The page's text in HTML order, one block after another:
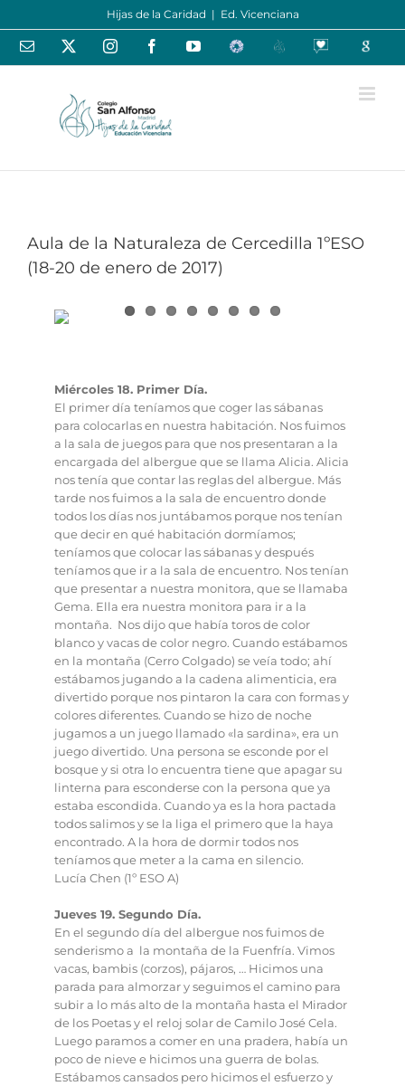
al
contenido
Hijas de la Caridad | Ed. Vicenciana
Correo
InstagramFacebookYouTubeEducamosCentrosOracionesGoogle
Aula de la Naturaleza de Cercedilla 1ºESO
(18-20 de enero de 2017)
Miércoles 18. Primer Día.
El primer día teníamos que coger las sábanas
para colocarlas en nuestra habitación. Nos fuimos
a la sala de juegos para que nos presentaran a la
encargada del albergue que se llama Alicia. Alicia
nos tenía que contar las reglas del albergue. Más
tarde nos fuimos a la sala de encuentro donde
todos los días nos juntábamos porque nos tenían
que decir en qué habitación dormíamos;
teníamos que colocar las sábanas y después
teníamos que ir a la sala de encuentro. Nos tenían
que presentar a nuestra monitora, que se llamaba
Gema. Ella era nuestra monitora para ir a la
montaña. Nos dijo que había toros de color
blanco y vacas de color negro. Cuando estábamos
en la montaña (Cerro Colgado) se veía todo; ahí
estábamos jugando a la cadena alimenticia, era
divertido porque nos pintaron la cara con formas y
colores diferentes. Cuando se hizo de noche
jugamos a un juego llamado «la sardina», era un
juego divertido. Una persona se esconde por el
bosque y si otra lo encuentra tiene que apagar su
linterna para esconderse con la persona que ya
estaba escondida. Cuando ya es la hora pactada
todos salimos y se la liga el primero que la haya
encontrado. A la hora de dormir todos nos
teníamos que meter a la cama en silencio.
Lucía Chen (1º ESO A)
Jueves 19. Segundo Día.
En el segundo día del albergue nos fuimos de
senderismo a la montaña de la Fuenfría. Vimos
vacas, bambis (corzos), pájaros, … Hicimos una
parada para almorzar y seguimos el camino para
subir a lo más alto de la montaña hasta el Mirador
de los Poetas y el reloj solar de Camilo José Cela.
Luego paramos a comer en una pradera, había un
poco de nieve e hicimos una guerra de bolas.
Estábamos cansados pero hicimos el esfuerzo y